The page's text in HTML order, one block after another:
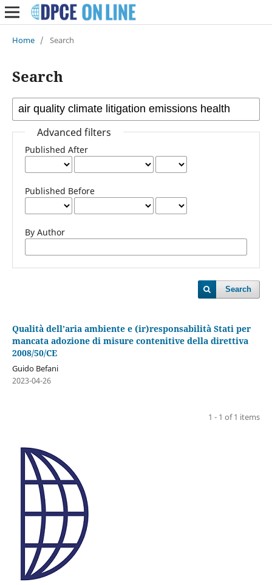
Home / Search
Search
Advanced filters
Published After
Published Before
By Author
Search
Qualità dell’aria ambiente e (ir)responsabilità Stati per
mancata adozione di misure contenitive della direttiva
2008/50/CE
Guido Befani
2023-04-26
1 - 1 of 1 items